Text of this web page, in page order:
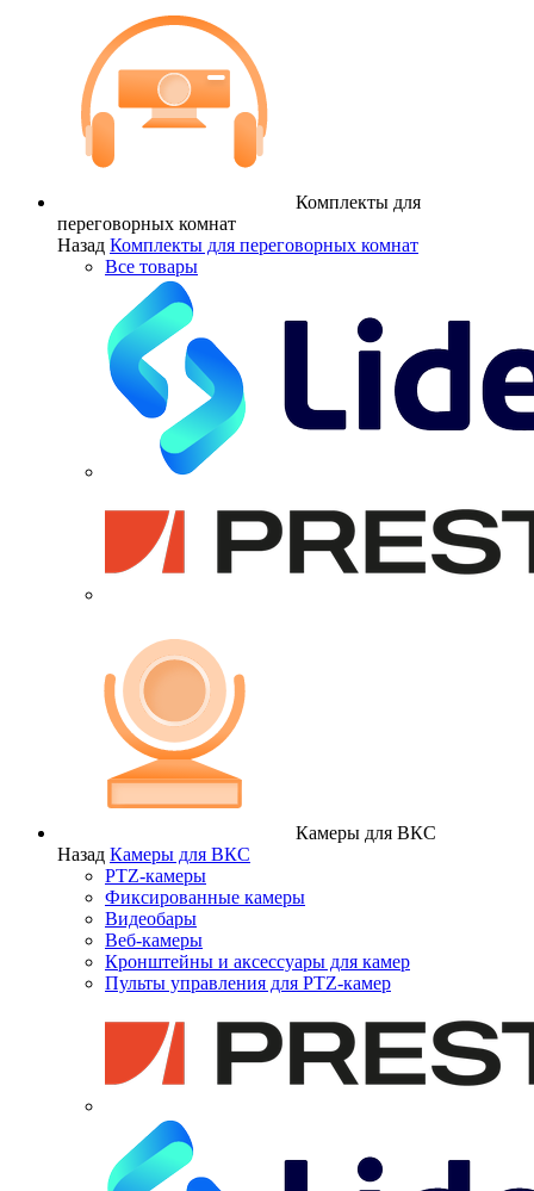
Комплекты для
переговорных комнат
Назад Комплекты для переговорных комнат
Все товары
Камеры для ВКС
Назад Камеры для ВКС
PTZ-камеры
Фиксированные камеры
Видеобары
Веб-камеры
Кронштейны и аксессуары для камер
Пульты управления для PTZ-камер